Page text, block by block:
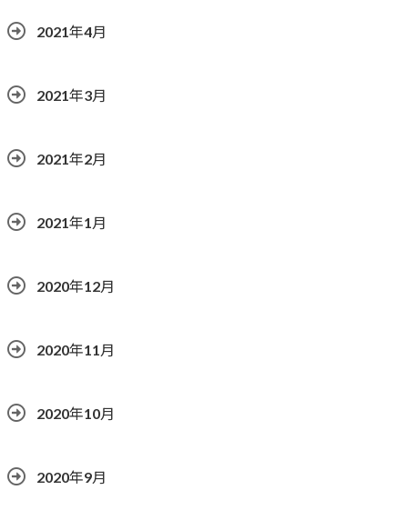
2021年4月
2021年3月
2021年2月
2021年1月
2020年12月
2020年11月
2020年10月
2020年9月